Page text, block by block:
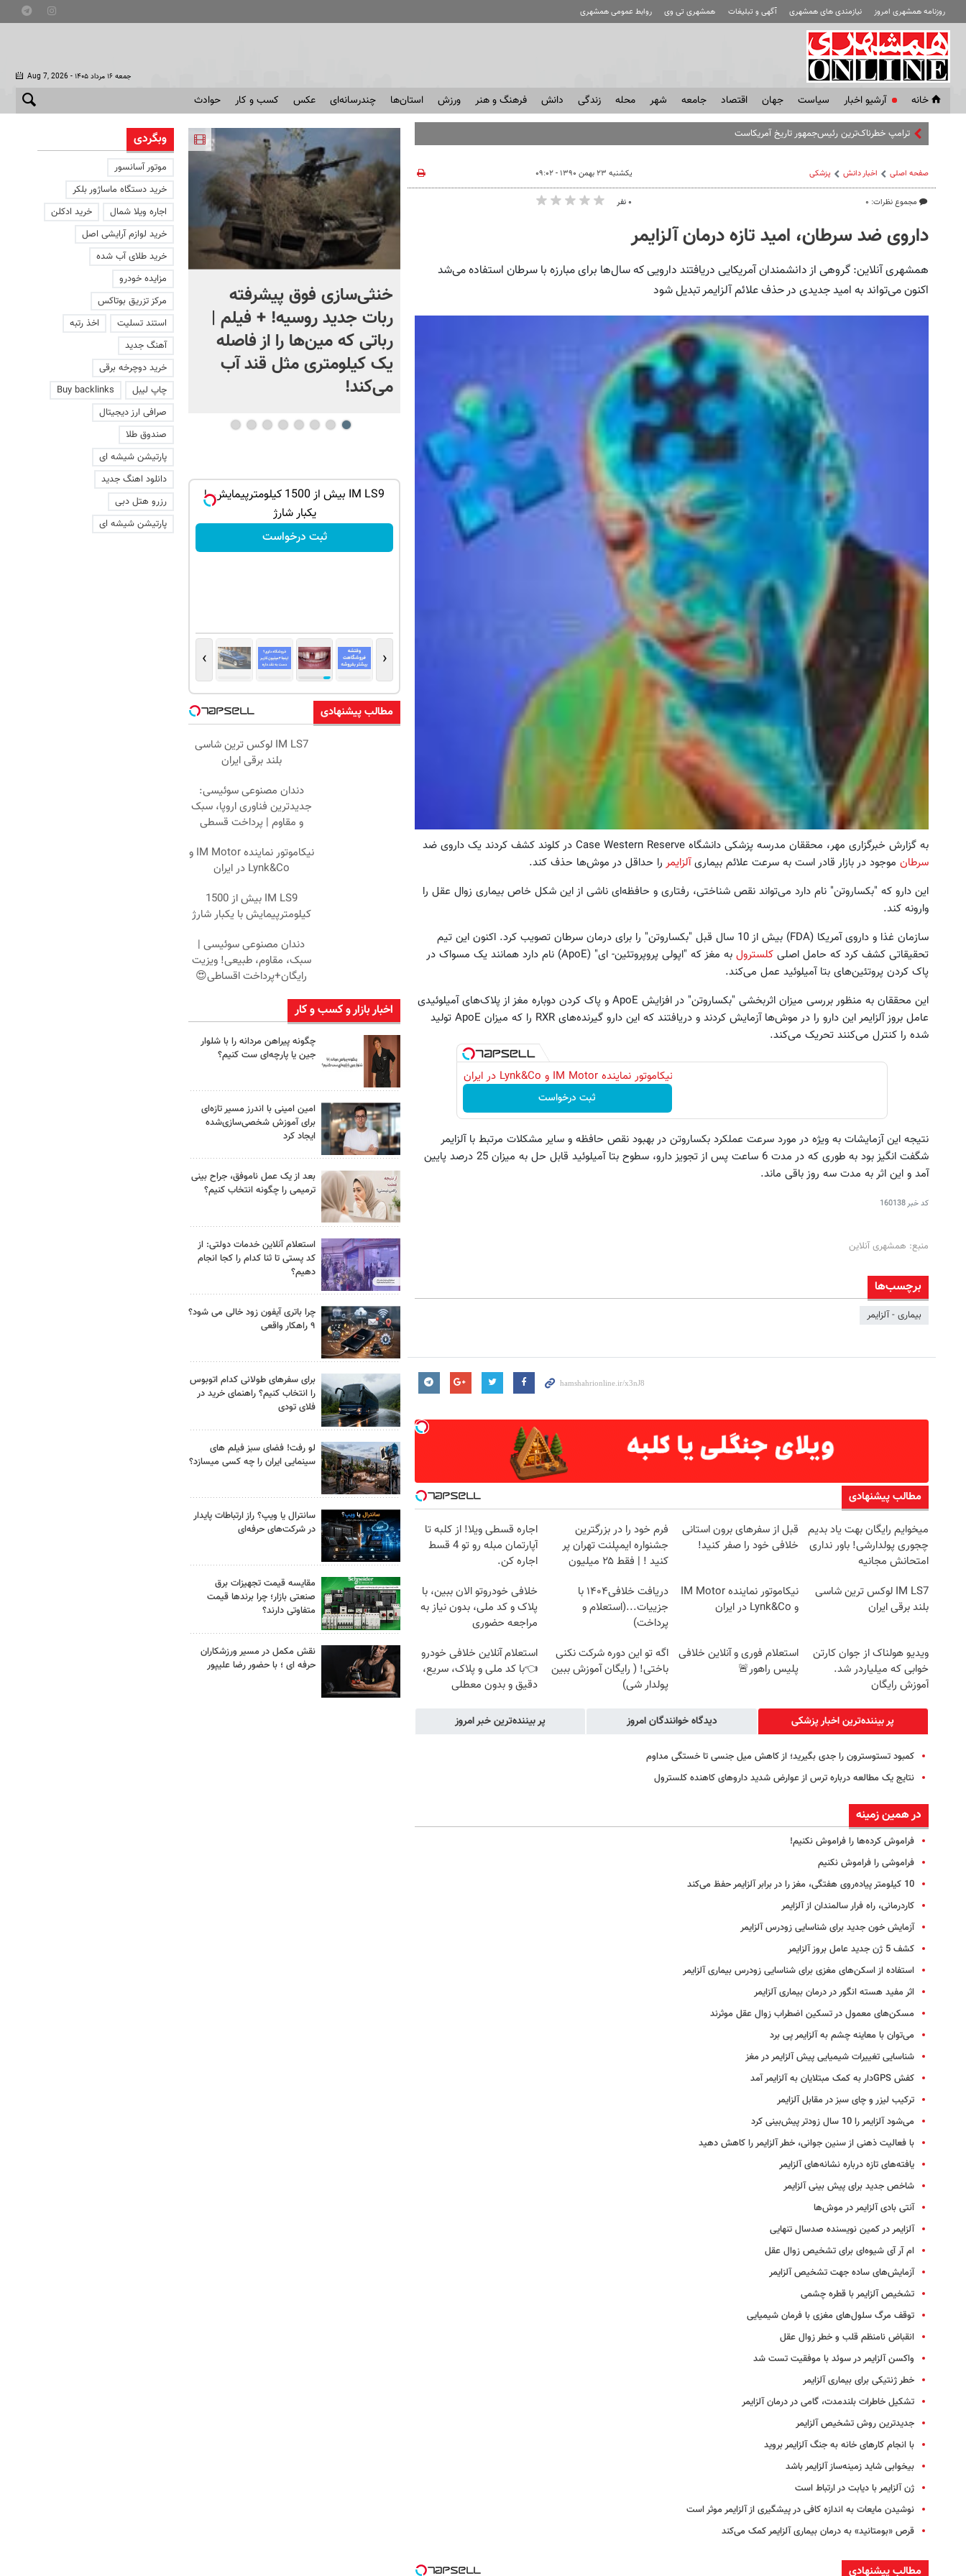
روزنامه همشهری امروز نیازمندی های همشهری آگهی و تبلیغات همشهری تی وی روابط عمومی همشهری
Aug 7, 2026 - جمعه ۱۶ مرداد ۱۴۰۵
خانه آرشیو اخبار سياست جهان اقتصاد جامعه شهر محله زندگی دانش فرهنگ و هنر ورزش استان‌ها چندرسانه‌ای عکس کسب و کار حوادث
ترامپ خطرناک‌ترین رئیس‌جمهور تاریخ آمریکاست
صفحه اصلی اخبار دانش پزشکی
مجموع نظرات: ۰
یکشنبه ۲۳ بهمن ۱۳۹۰ - ۰۹:۰۲
۰ نفر
داروی ضد سرطان، امید تازه درمان آلزایمر
همشهری آنلاین: گروهی از دانشمندان آمریکایی دریافتند دارویی که سال‌ها برای مبارزه با سرطان استفاده می‌شد
اکنون می‌تواند به امید جدیدی در حذف علائم آلزایمر تبدیل شود
به گزارش خبرگزاری مهر، محققان مدرسه پزشکی دانشگاه Case Western Reserve در کلوند کشف کردند یک داروی ضد
سرطان موجود در بازار قادر است به سرعت علائم بیماریآلزایمر را حداقل در موش‌ها حذف کند.
این دارو که "بکساروتن" نام دارد می‌تواند نقص شناختی، رفتاری و حافظه‌ای ناشی از این شکل خاص بیماری زوال عقل را
وارونه کند.
سازمان غذا و داروی آمریکا (FDA) بیش از 10 سال قبل "بکساروتن" را برای درمان سرطان تصویب کرد. اکنون این تیم
تحقیقاتی کشف کرد که حامل اصلی کلسترول
به مغز که "اپولی پروپروتئین- ای" (ApoE) نام دارد همانند یک مسواک در
پاک کردن پروتئین‌های بتا آمیلوئید عمل می‌کند.
این محققان به منظور بررسی میزان اثربخشی "بکساروتن" در افزایش ApoE و پاک کردن دوباره مغز از پلاک‌های آمیلوئیدی
عامل بروز آلزایمر این دارو را در موش‌ها آزمایش کردند و دریافتند که این دارو گیرنده‌های RXR را که میزان ApoE تولید
شده را کنترل می‌کنند تحریک می‌کند.
نیکاموتور نماینده IM Motor و Lynk&Co در ایران
ثبت درخواست
نتیجه این آزمایشات به ویژه در مورد سرعت عملکرد بکساروتن در بهبود نقص حافظه و سایر مشکلات مرتبط با آلزایمر
شگفت انگیز بود به طوری که در مدت 6 ساعت پس از تجویز دارو، سطوح بتا آمیلوئید قابل حل به میزان 25 درصد پایین
آمد و این اثر به مدت سه روز باقی ماند.
کد خبر160138
منبع: همشهری آنلاین
برچسب‌ها
بیماری - آلزایمر
مطالب پیشنهادی
میخوایم رایگان بهت یاد بدیم
چجوری پولدارشی! باور نداری
امتحانش مجانیه
قبل از سفرهای برون استانی
خلافی خود را صفر کنید!
فرم خود را در بزرگترین
جشنواره ایمپلنت تهران پر
کنید ! | فقط ۲۵ میلیون
اجاره‌ قسطی ویلا! از کلبه تا
آپارتمان مبله رو تو 4 قسط
اجاره کن.
IM LS7 لوکس ترین شاسی
بلند برقی ایران
نیکاموتور نماینده IM Motor
و Lynk&Co در ایران
دریافت خلافی۱۴۰۴ با
جزییات...(استعلام و
پرداخت)
خلافی خودروتو الان ببین، با
پلاک و کد ملی، بدون نیاز به
مراجعه حضوری
ویدیو هولناک از جوان کارتن
خوابی که میلیاردر شد.
آموزش رایگان
استعلام فوری و آنلاین خلافی
پلیس راهور🚨
اگه تو این دوره شرکت نکنی
باختی! ( رایگان آموزش ببین
پولدار شی)
استعلام آنلاین خلافی خودرو
👈با کد ملی و پلاک، سریع،
دقیق و بدون معطلی
پر بیننده‌ترین اخبار پزشکی دیدگاه خوانندگان امروز پر بیننده‌ترین خبر امروز
کمبود تستوسترون را جدی بگیرید؛ از کاهش میل جنسی تا خستگی مداوم
نتایج یک مطالعه درباره ترس از عوارض شدید داروهای کاهنده کلسترول
در همین زمینه
فراموش کرده‌ها را فراموش نکنیم!
فراموشی را فراموش نکنیم
10 کیلومتر پیاده‌روی هفتگی، مغز را در برابر آلزایمر حفظ می‌کند
کاردرمانی، راه فرار سالمندان از آلزایمر
آزمایش خون جدید برای شناسایی زودرس آلزایمر
کشف 5 ژن جدید عامل بروز آلزایمر
استفاده از اسکن‌های مغزی برای شناسایی زودرس بیماری آلزایمر
اثر مفید هسته انگور در درمان بیماری آلزایمر
مسکن‌های معمول در تسکین اضطراب زوال عقل موثرند
می‌توان با معاینه چشم به آلزایمر پی برد
شناسایی تغییرات شیمیایی پیش آلزایمر در مغز
کفش GPSدار به کمک مبتلایان به آلزایمر آمد
ترکیب لیزر و چای سبز در مقابل آلزایمر
می‌شود آلزایمر را 10 سال زودتر پیش‌بینی کرد
با فعالیت ذهنی از سنین جوانی، خطر آلزایمر را کاهش دهید
یافته‌های تازه درباره نشانه‌های آلزایمر
شاخص جدید برای پیش بینی آلزایمر
آنتی بادی آلزایمر در موش‌ها
آلزایمر در کمین نویسنده صدسال تنهایی
ام آر آی شیوه‌ای برای تشخیص زوال عقل
آزمایش‌های ساده جهت تشخیص آلزایمر
تشخیص آلزایمر با قطره چشمی
توقف مرگ سلول‌های مغزی با فرمان شیمیایی
انقباض نامنظم قلب و خطر زوال عقل
واکسن آلزایمر در سوئد با موفقیت تست شد
خطر ژنتیکی برای بیماری آلزایمر
تشکیل خاطرات بلندمدت، گامی در درمان آلزایمر
جدیدترین روش تشخیص آلزایمر
با انجام کارهای خانه به جنگ آلزایمر بروید
بیخوابی شاید زمینه‌ساز آلزایمر باشد
ژن آلزایمر با دیابت در ارتباط است
نوشیدن مایعات به اندازه کافی در پیشگیری از آلزایمر موثر است
قرص «بومتانید» به درمان بیماری آلزایمر کمک می‌کند
مطالب پیشنهادی
حمله کند فلج می شویم
خنثی‌سازی فوق پیشرفته
ربات جدید روسیه! + فیلم |
رباتی که مین‌ها را از فاصله
یک کیلومتری مثل قند آب
می‌کند!
کلیپ جالبی از یک اتاق
فیلم
از اینجا شروع می‌شه، برای
درآمد بیشتر، آماده‌ای؟
فروشنده شو
به بزرگترین جشنواره ایمپلنت تهران سر بزنید
! | فقط ۲۵ میلیون !
رزرورایگان نوبت
بازدید آنلاین‌شاپت رو زیاد کن، بازدید بالاتر =
درآمد بیشتر
فروشنده شو
IM LS9 بیش از 1500 کیلومترپیمایش با
یکبار شارژ
ثبت درخواست
‹
›
مطالب پیشنهادی
IM LS7 لوکس ترین شاسی
بلند برقی ایران
دندان مصنوعی سوئیسی:
جدیدترین فناوری اروپا، سبک
و مقاوم | پرداخت قسطی
نیکاموتور نماینده IM Motor و
Lynk&Co در ایران
IM LS9 بیش از 1500
کیلومترپیمایش با یکبار شارژ
دندان مصنوعی سوئیسی |
سبک، مقاوم، طبیعی! ویزیت
رایگان+پرداخت اقساطی😍
اخبار بازار و کسب و کار
چگونه پیراهن مردانه را با شلوار
جین یا پارچه‌ای ست کنیم؟
امین امینی با اندرز مسیر تازه‌ای
برای آموزش شخصی‌سازی‌شده
ایجاد کرد
بعد از یک عمل ناموفق، جراح بینی
ترمیمی را چگونه انتخاب کنیم؟
استعلام آنلاین خدمات دولتی: از
کد پستی تا ثنا کدام را کجا انجام
دهیم؟
چرا باتری آیفون زود خالی می شود؟
۹ راهکار واقعی
برای سفرهای طولانی کدام اتوبوس
را انتخاب کنیم؟ راهنمای خرید در
فلای تودی
لو رفت! فضای سبز فیلم های
سینمایی ایران را چه کسی میسازد؟
سانترال یا ویپ؟ راز ارتباطات پایدار
در شرکت‌های حرفه‌ای
مقایسه قیمت تجهیزات برق
صنعتی بازار؛ چرا برندها قیمت
متفاوتی دارند؟
نقش مکمل در مسیر ورزشکاران
حرفه ای ؛ با حضور رضا علیپور
وبگردی
موتور آسانسور
خرید دستگاه ماساژور بلکر
اجاره ویلا شمال
خرید ادکلن
خرید لوازم آرایشی اصل
خرید طلای آب شده
مزایده خودرو
مرکز تزریق بوتاکس
استند تسلیت
اخذ رتبه
آهنگ جدید
خرید دوچرخه برقی
چاپ لیبل
Buy backlinks
صرافی ارز دیجیتال
صندوق طلا
پارتیشن شیشه ای
دانلود اهنگ جدید
رزرو هتل دبی
پارتیشن شیشه ای